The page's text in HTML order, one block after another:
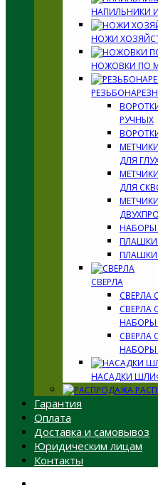
НАПИЛЬНИКИ
НОЖИ
НОЖОВКИ ПО
РУЧНЫХ
ДЛЯ
ДЛЯ
НАБОРЫ
ПЛАШКИ
ПЛАШКИ
СВЕРЛА
СВЕРЛА
СВЕРЛА
НАБОРЫ
СВЕРЛА
НАБОРЫ
НАСАДКИ
Гарантия
Оплата
Доставка и самовывоз
Юридическим лицам
Контакты